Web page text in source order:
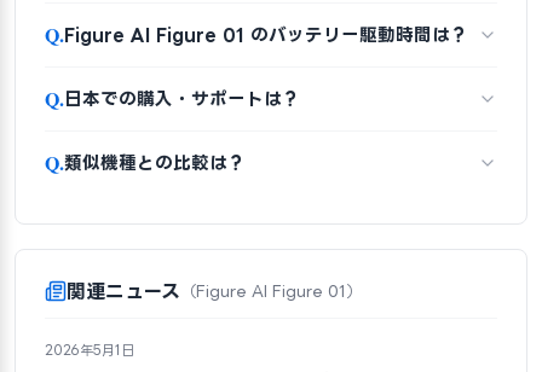
Q.Figure AI Figure 01 のバッテリー駆動時間は？
Q.日本での購入・サポートは？
Q.類似機種との比較は？
関連ニュース （Figure AI Figure 01）
2026年5月1日